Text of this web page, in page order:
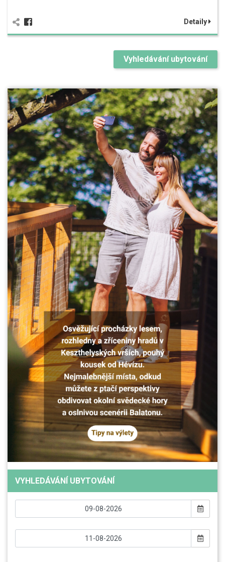
Detaily
Vyhledávání ubytování
VYHLEDÁVÁNÍ UBYTOVÁNÍ